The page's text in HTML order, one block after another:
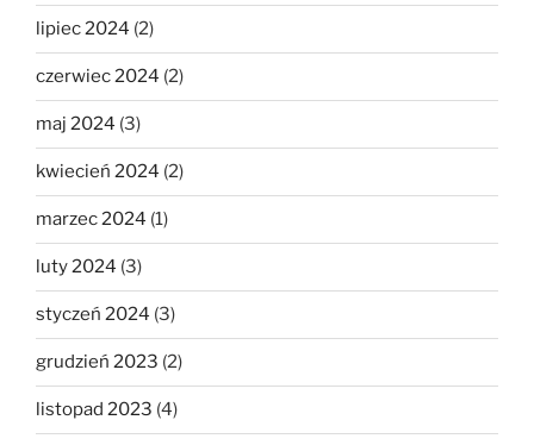
lipiec 2024 (2)
czerwiec 2024 (2)
maj 2024 (3)
kwiecień 2024 (2)
marzec 2024 (1)
luty 2024 (3)
styczeń 2024 (3)
grudzień 2023 (2)
listopad 2023 (4)